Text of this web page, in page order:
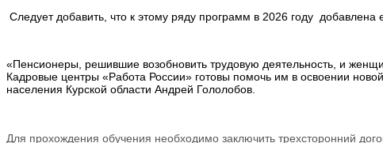
Следует добавить, что к этому ряду программ в 2026 году добавлена
«Пенсионеры, решившие возобновить трудовую деятельность, и
Кадровые центры «Работа России» готовы помочь им в освоении
населения Курской области Андрей Гололобов.
Для прохождения обучения необходимо заключить трехсторонний